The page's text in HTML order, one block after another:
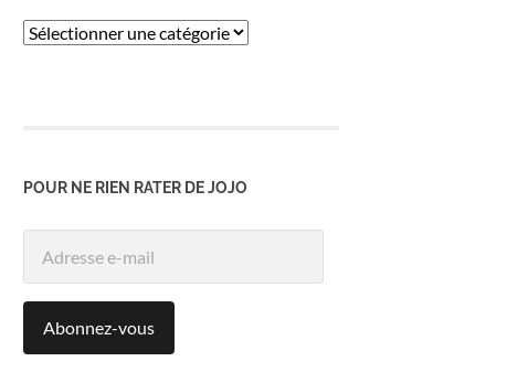
Catégories
POUR NE RIEN RATER DE JOJO
Abonnez-vous